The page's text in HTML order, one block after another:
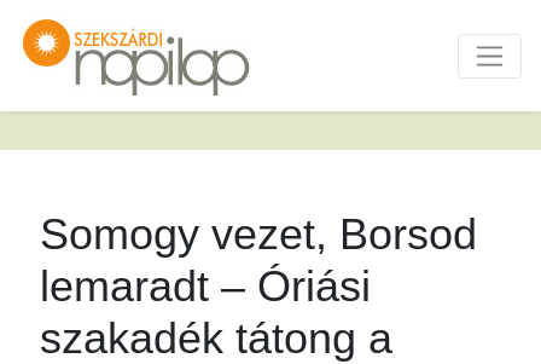
Somogy vezet, Borsod
lemaradt – Óriási
szakadék tátong a